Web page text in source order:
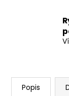
Popis